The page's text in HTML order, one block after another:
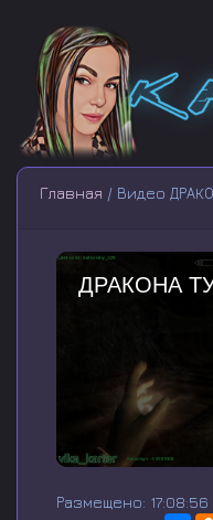
Главная / Видео
eРазмещено: